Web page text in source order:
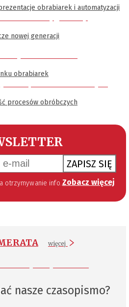
obrabiarek i automatyzacji
nowej generacji
obrabiarek
procesów obróbczych
ZAPISZ SIĘ
ustawy z dnia 18 lipca 2002 roku o świadczeniu usług drogą elektroniczną (Dz. U. 144 z 2002 r. poz. 1204). Zgoda jest dobrowolna, jednak jej wyrażenie jest konieczne, aby otrzymywać newsletter. Zobacz więcej
więcej
nasze czasopismo?